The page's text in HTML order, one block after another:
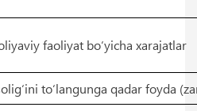
faoliyat bo‘yicha xarajatlar
to‘langunga qadar foyda